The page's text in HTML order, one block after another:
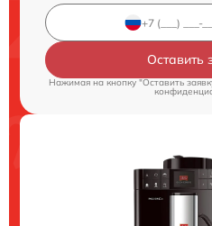
Оставить
Нажимая на кнопку "Оставить